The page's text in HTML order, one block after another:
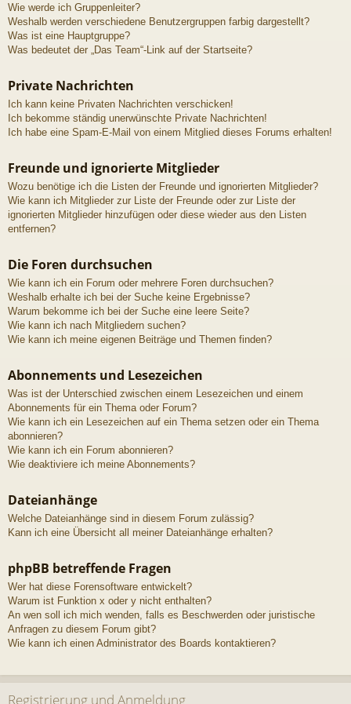
Wie werde ich Gruppenleiter?
Weshalb werden verschiedene Benutzergruppen farbig dargestellt?
Was ist eine Hauptgruppe?
Was bedeutet der „Das Team“-Link auf der Startseite?
Private Nachrichten
Ich kann keine Privaten Nachrichten verschicken!
Ich bekomme ständig unerwünschte Private Nachrichten!
Ich habe eine Spam-E-Mail von einem Mitglied dieses Forums erhalten!
Freunde und ignorierte Mitglieder
Wozu benötige ich die Listen der Freunde und ignorierten Mitglieder?
Wie kann ich Mitglieder zur Liste der Freunde oder zur Liste der
ignorierten Mitglieder hinzufügen oder diese wieder aus den Listen
entfernen?
Die Foren durchsuchen
Wie kann ich ein Forum oder mehrere Foren durchsuchen?
Weshalb erhalte ich bei der Suche keine Ergebnisse?
Warum bekomme ich bei der Suche eine leere Seite?
Wie kann ich nach Mitgliedern suchen?
Wie kann ich meine eigenen Beiträge und Themen finden?
Abonnements und Lesezeichen
Was ist der Unterschied zwischen einem Lesezeichen und einem
Abonnements für ein Thema oder Forum?
Wie kann ich ein Lesezeichen auf ein Thema setzen oder ein Thema
abonnieren?
Wie kann ich ein Forum abonnieren?
Wie deaktiviere ich meine Abonnements?
Dateianhänge
Welche Dateianhänge sind in diesem Forum zulässig?
Kann ich eine Übersicht all meiner Dateianhänge erhalten?
phpBB betreffende Fragen
Wer hat diese Forensoftware entwickelt?
Warum ist Funktion x oder y nicht enthalten?
An wen soll ich mich wenden, falls es Beschwerden oder juristische
Anfragen zu diesem Forum gibt?
Wie kann ich einen Administrator des Boards kontaktieren?
Registrierung und Anmeldung